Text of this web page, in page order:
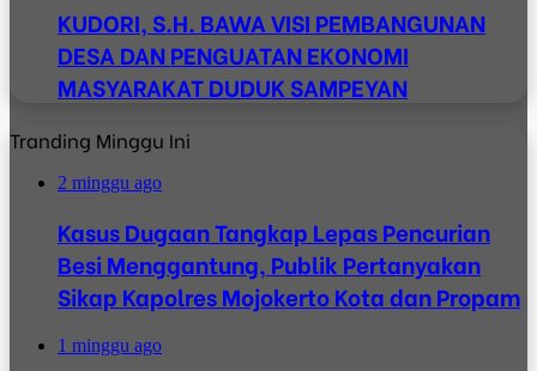
KUDORI, S.H. BAWA VISI PEMBANGUNAN
DESA DAN PENGUATAN EKONOMI
MASYARAKAT DUDUK SAMPEYAN
Tranding Minggu Ini
2 minggu ago
Kasus Dugaan Tangkap Lepas Pencurian
Besi Menggantung, Publik Pertanyakan
Sikap Kapolres Mojokerto Kota dan Propam
1 minggu ago